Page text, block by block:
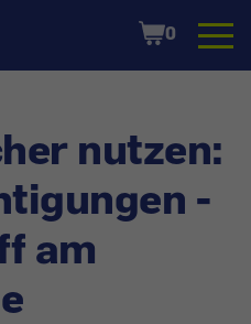
Shopping
Cart
0
nutzen:
-
am